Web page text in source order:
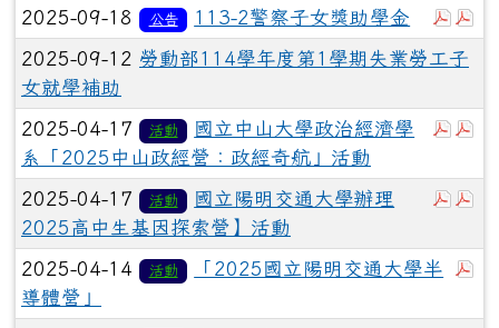
於
2025-09-18 公告 113-2警察子女獎助學金
2025-09-12 勞動部114學年度第1學期失業勞工子
女就學補助
於
2025-04-17 活動
國立中山大學政治經濟學
系「2025中山政經營：政經奇航」活動
於
2025-04-17 活動
國立陽明交通大學辦理
2025高中生基因探索營】活動
2025-04-14 活動
「2025國立陽明交通大學半
導體營」